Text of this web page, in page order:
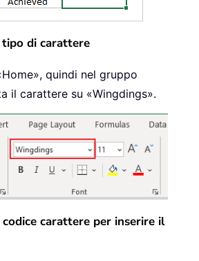
tipo di carattere
quindi nel gruppo
il carattere su «Wingdings».
codice carattere per inserire il